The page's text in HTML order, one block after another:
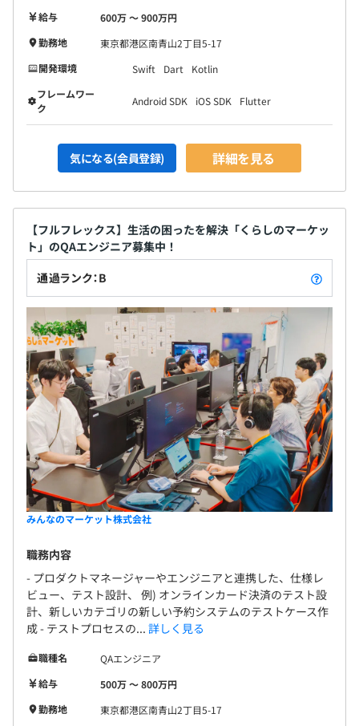
給与
600万 〜 900万円
勤務地
東京都港区南青山2丁目5-17
開発環境
Swift Dart
Kotlin
フレームワー
ク
Android SDK iOS SDK Flutter
気になる(会員登録) 詳細を見る
【フルフレックス】生活の困ったを解決「くらしのマーケッ
ト」のQAエンジニア募集中！
通過ランク：B
みんなのマーケット株式会社
職務内容
- プロダクトマネージャーやエンジニアと連携した、仕様レ
ビュー、テスト設計、 例) オンラインカード決済のテスト設
計、新しいカテゴリの新しい予約システムのテストケース作
成 - テストプロセスの... 詳しく見る
職種名
QAエンジニア
給与
500万 〜 800万円
勤務地
東京都港区南青山2丁目5-17